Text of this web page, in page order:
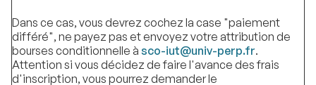
Dans ce cas, vous devrez cochez la case "paiement
différé", ne payez pas et envoyez votre attribution de
bourses conditionnelle à sco-iut@univ-perp.fr.
Attention si vous décidez de faire l'avance des frais
d'inscription, vous pourrez demander le